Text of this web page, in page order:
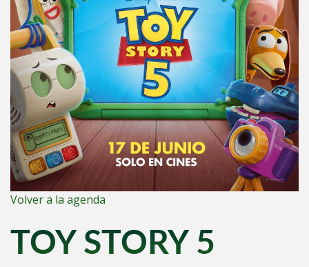
Volver a la agenda
TOY STORY 5